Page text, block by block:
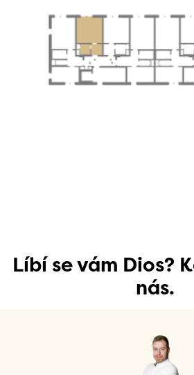
Líbí se vám Dios?
nás.